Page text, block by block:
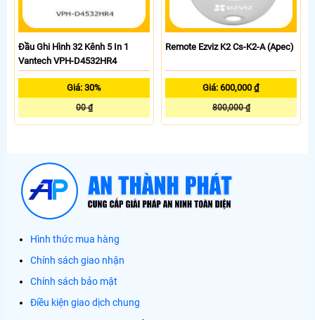
Đầu Ghi Hình 32 Kênh 5 In 1
Vantech VPH-D4532HR4
Giá: 30%
00 ₫
Remote Ezviz K2 Cs-K2-A (Apec)
Giá: 600,000 ₫
800,000 ₫
Hình thức mua hàng
Chính sách giao nhận
Chính sách bảo mật
Điều kiện giao dịch chung